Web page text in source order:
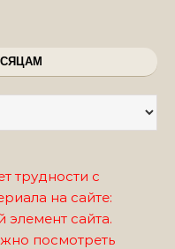
трудности с
на сайте:
сайта.
посмотреть